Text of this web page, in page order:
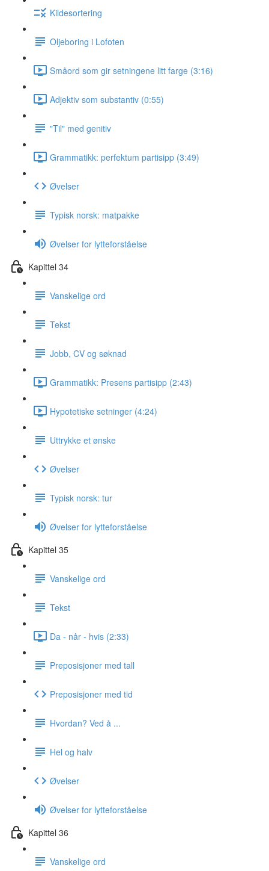
Kildesortering
Oljeboring i Lofoten
Småord som gir setningene litt farge (3:16)
Adjektiv som substantiv (0:55)
"Til" med genitiv
Grammatikk: perfektum partisipp (3:49)
Øvelser
Typisk norsk: matpakke
Øvelser for lytteforståelse
Kapittel 34
Vanskelige ord
Tekst
Jobb, CV og søknad
Grammatikk: Presens partisipp (2:43)
Hypotetiske setninger (4:24)
Uttrykke et ønske
Øvelser
Typisk norsk: tur
Øvelser for lytteforståelse
Kapittel 35
Vanskelige ord
Tekst
Da - når - hvis (2:33)
Preposisjoner med tall
Preposisjoner med tid
Hvordan? Ved å ...
Hel og halv
Øvelser
Øvelser for lytteforståelse
Kapittel 36
Vanskelige ord